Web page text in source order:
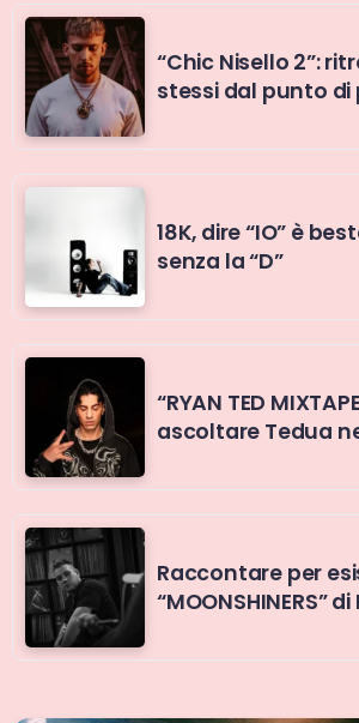
“Chic Nisello 2”:
stessi dal punto di
18K, dire “IO” è
senza la “D”
“RYAN TED
ascoltare Tedua
Raccontare per
“MOONSHINERS”